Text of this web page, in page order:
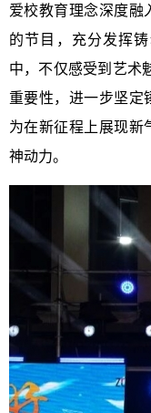
爱校教育理念深度融
的节目，充分发挥
中，不仅感受到艺术
重要性，进一步坚定
为在新征程上展现新
神动力。